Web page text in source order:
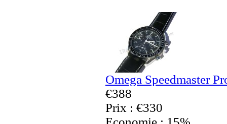
Omega Speedmaster
€388
Prix : €330